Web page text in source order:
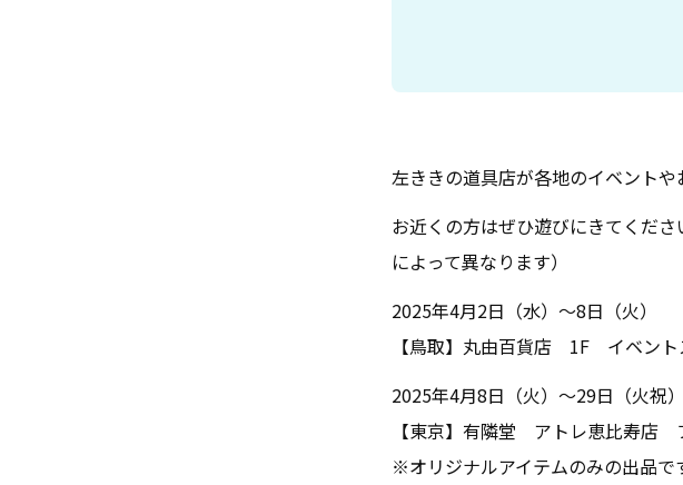
左ききの道具店が各地のイベントや
お近くの方はぜひ遊びにきてくだ
によって異なります）
2025年4月2日（水）〜8日（火）
【鳥取】丸由百貨店 1F イベント
2025年4月8日（火）〜29日（火祝）
【東京】有隣堂 アトレ恵比寿店
※オリジナルアイテムのみの出品で